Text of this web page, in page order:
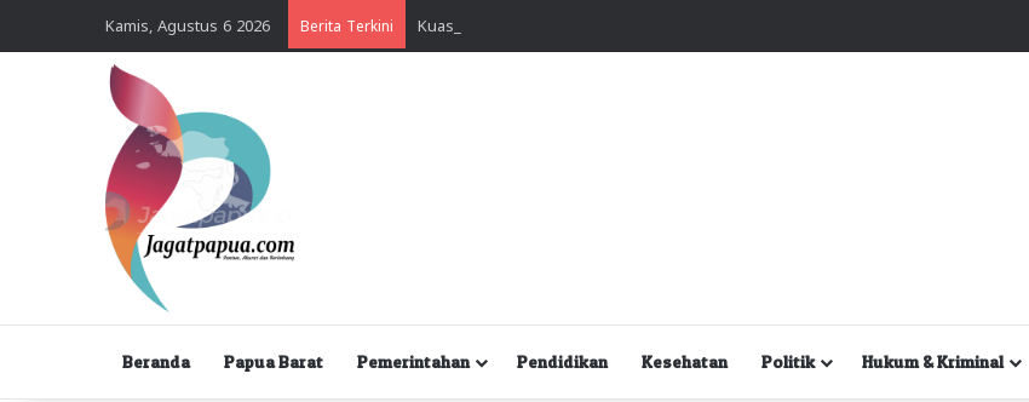
Kamis, Agustus 6 2026 Berita Terkini
Beranda Papua Barat Pemerintahan Pendidikan Kesehatan Politik Hukum & Kriminal